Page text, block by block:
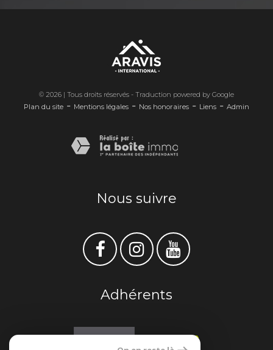
© 2026 | Tous droits réservés - Traduction powered by Google
Plan du site - Mentions légales - Nos honoraires - Liens - Admin
Nous suivre
Adhérents